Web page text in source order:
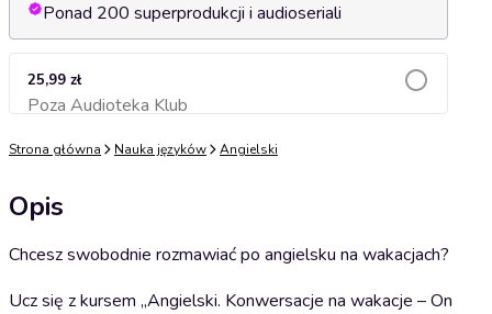
Ponad 200 superprodukcji i audioseriali
25,99 zł
Poza Audioteka KlubDodaj do koszyka
Strona główna Nauka języków Angielski
Opis
Chcesz swobodnie rozmawiać po angielsku na wakacjach?
Ucz się z kursem „Angielski. Konwersacje na wakacje – On